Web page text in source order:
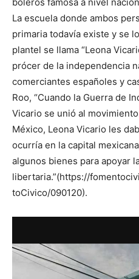
La escuela donde ambos
primaria todavía existe y se
plantel se llama “Leona
prócer de la independencia
comerciantes españoles y
Roo, “Cuando la Guerra de
Vicario se unió al
México, Leona Vicario les
ocurría en la capital
algunos bienes para apoyar
libertaria.”(https://
toCivico/090120).